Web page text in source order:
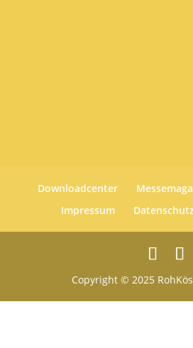
Downloadcenter
Impressum
Copyright © 2025